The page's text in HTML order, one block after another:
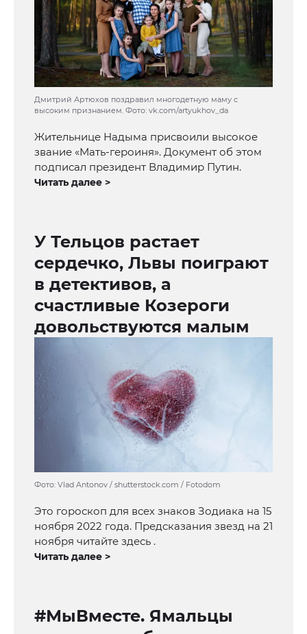
Дмитрий Артюхов поздравил многодетную маму с
высоким признанием. Фото: vk.com/artyukhov_da
Жительнице Надыма присвоили высокое
звание «Мать-героиня». Документ об этом
подписал президент Владимир Путин.
Читать далее >
У Тельцов растает
сердечко, Львы поиграют
в детективов, а
счастливые Козероги
довольствуются малым
Фото: Vlad Antonov / shutterstock.com / Fotodom
Это гороскоп для всех знаков Зодиака на 15
ноября 2022 года. Предсказания звезд на 21
ноября читайте здесь .
Читать далее >
#МыВместе. Ямальцы